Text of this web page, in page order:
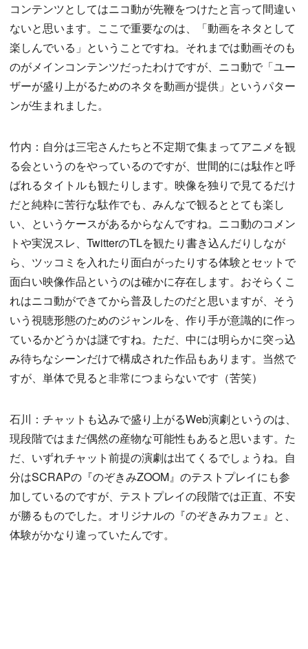
コンテンツとしてはニコ動が先鞭をつけたと言って間違い
ないと思います。ここで重要なのは、「動画をネタとして
楽しんでいる」ということですね。それまでは動画そのも
のがメインコンテンツだったわけですが、ニコ動で「ユー
ザーが盛り上がるためのネタを動画が提供」というパター
ンが生まれました。
竹内：自分は三宅さんたちと不定期で集まってアニメを観
る会というのをやっているのですが、世間的には駄作と呼
ばれるタイトルも観たりします。映像を独りで見てるだけ
だと純粋に苦行な駄作でも、みんなで観るととても楽し
い、というケースがあるからなんですね。ニコ動のコメン
トや実況スレ、TwitterのTLを観たり書き込んだりしなが
ら、ツッコミを入れたり面白がったりする体験とセットで
面白い映像作品というのは確かに存在します。おそらくこ
れはニコ動ができてから普及したのだと思いますが、そう
いう視聴形態のためのジャンルを、作り手が意識的に作っ
ているかどうかは謎ですね。ただ、中には明らかに突っ込
み待ちなシーンだけで構成された作品もあります。当然で
すが、単体で見ると非常につまらないです（苦笑）
石川：チャットも込みで盛り上がるWeb演劇というのは、
現段階ではまだ偶然の産物な可能性もあると思います。た
だ、いずれチャット前提の演劇は出てくるでしょうね。自
分はSCRAPの『のぞきみZOOM』のテストプレイにも参
加しているのですが、テストプレイの段階では正直、不安
が勝るものでした。オリジナルの『のぞきみカフェ』と、
体験がかなり違っていたんです。